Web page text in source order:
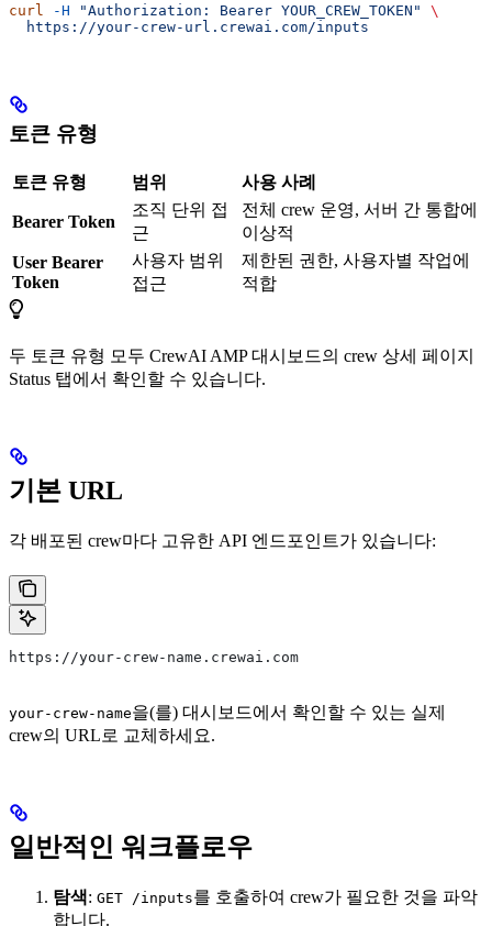
curl -H "Authorization: Bearer YOUR_CREW_TOKEN"
\
  https://your-crew-url.crewai.com/inputs
토큰 유형
토큰 유형 범위 사용 사례
Bearer Token
조직 단위 접
근
전체 crew 운영, 서버 간 통합에
이상적
User Bearer
Token
사용자 범위
접근
제한된 권한, 사용자별 작업에
적합
두 토큰 유형 모두 CrewAI AMP 대시보드의 crew 상세 페이지
Status 탭에서 확인할 수 있습니다.
기본 URL
각 배포된 crew마다 고유한 API 엔드포인트가 있습니다:
https://your-crew-name.crewai.com
your-crew-name을(를) 대시보드에서 확인할 수 있는 실제
crew의 URL로 교체하세요.
일반적인 워크플로우
탐색: GET /inputs를 호출하여 crew가 필요한 것을 파악
합니다.